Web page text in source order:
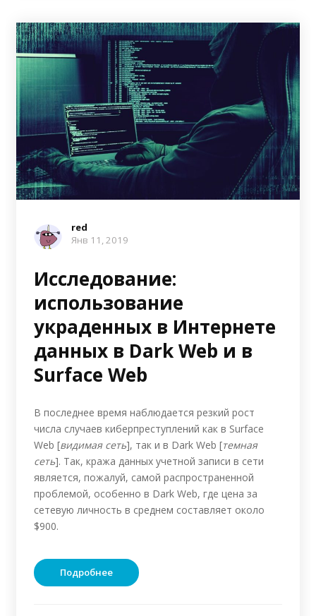
red
Янв 11, 2019
Исследование:
использование
украденных в Интернете
данных в Dark Web и в
Surface Web
В последнее время наблюдается резкий рост
числа случаев киберпреступлений как в Surface
Web [видимая сеть], так и в Dark Web [темная
сеть]. Так, кража данных учетной записи в сети
является, пожалуй, самой распространенной
проблемой, особенно в Dark Web, где цена за
сетевую личность в среднем составляет около
$900.
Подробнее